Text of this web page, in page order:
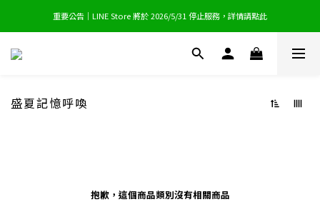
重要公告｜LINE Store 將於 2026/5/31 停止服務，詳情請點此
重要公告｜LINE Store 將於 2026/5/31 停止服務，詳情請點此
訂單付款完成後1-3個工作日出貨，約3-7個工作日送達，馬上逛逛！
盛夏記憶呼喚
抱歉，這個商品類別沒有相關商品